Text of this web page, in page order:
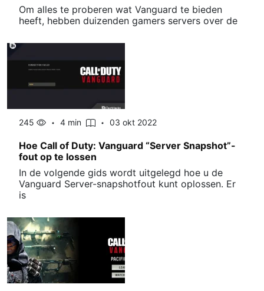
Om alles te proberen wat Vanguard te bieden
heeft, hebben duizenden gamers servers over de
245 4 min 03 okt 2022
Hoe Call of Duty: Vanguard “Server Snapshot”-
fout op te lossen
In de volgende gids wordt uitgelegd hoe u de
Vanguard Server-snapshotfout kunt oplossen. Er
is